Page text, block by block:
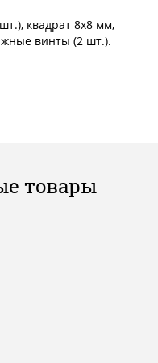
квадрат 8x8 мм,
винты (2 шт.).
товары